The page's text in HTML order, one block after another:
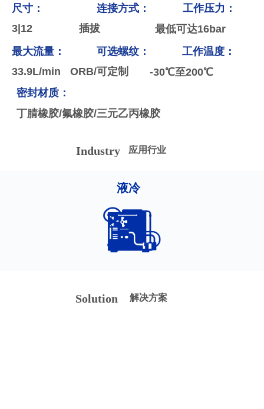
Industry 应用行业
最大流量：
33.9L/min
可选螺纹：
ORB/可定制
工作温度：
-30℃至200℃
密封材质：
丁腈橡胶/氟橡胶/三元乙丙橡胶
尺寸：
3|12
连接方式：
插拔
工作压力：
最低可达16bar
液冷
Solution 解决方案